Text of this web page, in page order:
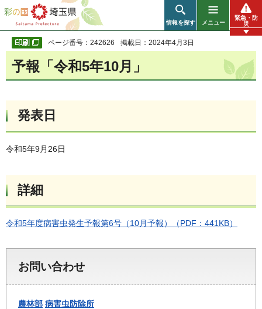
彩の国 埼玉県
情報を探す メニュー
緊急・防
災
ページ番号：242626 掲載日：2024年4月3日
予報「令和5年10月」
発表日
令和5年9月26日
詳細
令和5年度病害虫発生予報第6号（10月予報）（PDF：441KB）
お問い合わせ
農林部 病害虫防除所